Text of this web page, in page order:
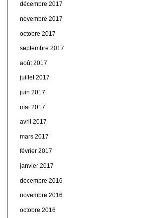
décembre 2017
novembre 2017
octobre 2017
septembre 2017
août 2017
juillet 2017
juin 2017
mai 2017
avril 2017
mars 2017
février 2017
janvier 2017
décembre 2016
novembre 2016
octobre 2016